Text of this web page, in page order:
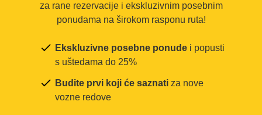
za rane rezervacije i ekskluzivnim posebnim
ponudama na širokom rasponu ruta!
Ekskluzivne posebne ponude i popusti
s uštedama do 25%
Budite prvi koji će saznati za nove
vozne redove